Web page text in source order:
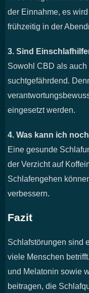
der Einnahme, es
frühzeitig in der
3. Sind
Sowohl CBD als
suchtgefährdend.
eingesetzt werden.
4. Was kann ich
Eine gesunde
der Verzicht auf
Schlafengehen
verbessern.
Fazit
Schlafstörungen sind
viele Menschen
und Melatonin sowie
beitragen, die